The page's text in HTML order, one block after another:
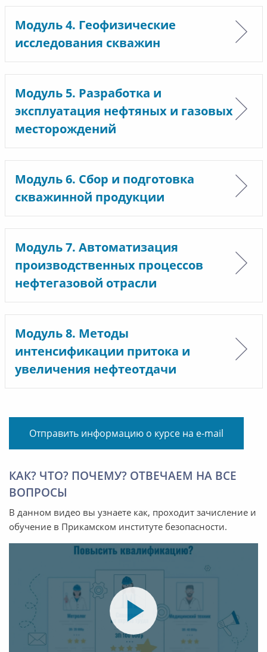
Модуль 4. Геофизические
исследования скважин
Модуль 5. Разработка и
эксплуатация нефтяных и газовых
месторождений
Модуль 6. Сбор и подготовка
скважинной продукции
Модуль 7. Автоматизация
производственных процессов
нефтегазовой отрасли
Модуль 8. Методы
интенсификации притока и
увеличения нефтеотдачи
Отправить информацию о курсе на e-mail
КАК? ЧТО? ПОЧЕМУ? ОТВЕЧАЕМ НА ВСЕ
ВОПРОСЫ
В данном видео вы узнаете как, проходит зачисление и
обучение в Прикамском институте безопасности.